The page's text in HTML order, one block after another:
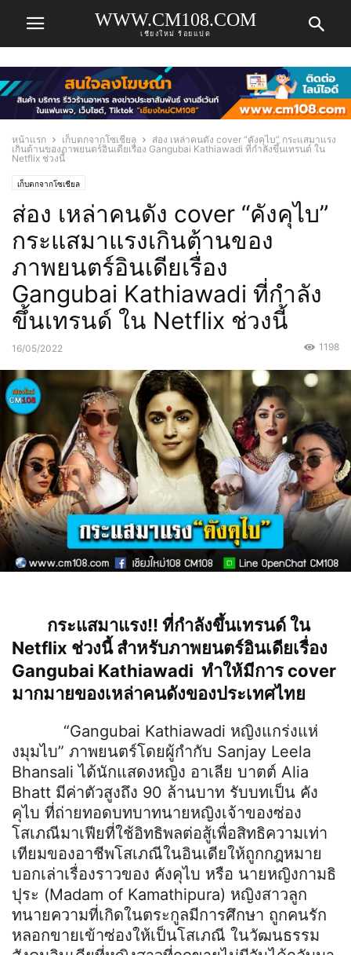
WWW.CM108.COM
เชียงใหม่ ร้อยแปด
หน้าแรก เก็บตกจากโซเชียล
ส่อง เหล่าคนดัง cover “คังคุไบ” กระแสมาแรง
เกินต้านของภาพยนตร์อินเดียเรื่อง Gangubai Kathiawadi ที่กำลังขึ้นเทรนด์ ใน
Netflix ช่วงนี้
เก็บตกจากโซเชียล
ส่อง เหล่าคนดัง cover “คังคุไบ”
กระแสมาแรงเกินต้านของ
ภาพยนตร์อินเดียเรื่อง
Gangubai Kathiawadi ที่กำลัง
ขึ้นเทรนด์ ใน Netflix ช่วงนี้
16/05/2022 1198
กระแสมาแรง!! ที่กำลังขึ้นเทรนด์ ใน
Netflix ช่วงนี้ สำหรับภาพยนตร์อินเดียเรื่อง
Gangubai Kathiawadi ทำให้มีการ cover
มากมายของเหล่าคนดังของประเทศไทย
“Gangubai Kathiawadi หญิงแกร่งแห่
งมุมไบ” ภาพยนตร์โดยผู้กำกับ Sanjay Leela
Bhansali ได้นักแสดงหญิง อาเลีย บาตต์ Alia
Bhatt มีค่าตัวสูงถึง 90 ล้านบาท รับบทเป็น คัง
คุไบ ที่ถ่ายทอดบทบาทนายหญิงเจ้าของซ่อง
โสเภณีมาเฟียที่ใช้อิทธิพลต่อสู้เพื่อสิทธิความเท่า
เทียมของอาชีพโสเภณีในอินเดียให้ถูกกฎหมาย
บอกเล่าเรื่องราวของ คังคุไบ หรือ นายหญิงกามธิ
ปุระ (Madam of Kamathipura) หญิงสาวลูก
ทนายความที่เกิดในตระกูลมีการศึกษา ถูกคนรัก
หลอกขายเข้าซ่องให้เป็นโสเภณี ในวัฒนธรรม